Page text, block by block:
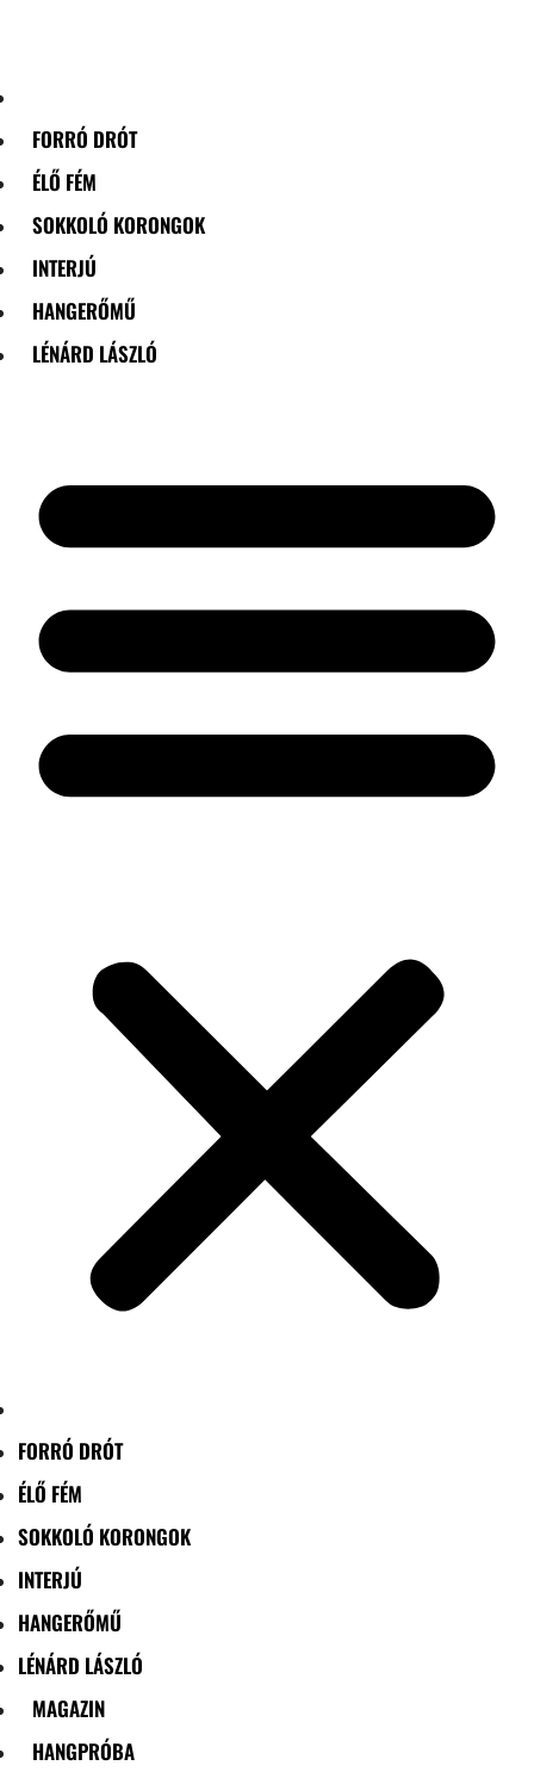
FORRÓ DRÓT
ÉLŐ FÉM
SOKKOLÓ KORONGOK
INTERJÚ
HANGERŐMŰ
LÉNÁRD LÁSZLÓ
FORRÓ DRÓT
ÉLŐ FÉM
SOKKOLÓ KORONGOK
INTERJÚ
HANGERŐMŰ
LÉNÁRD LÁSZLÓ
MAGAZIN
HANGPRÓBA